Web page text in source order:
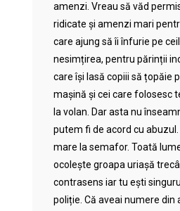
amenzi. Vreau să văd
ridicate și amenzi mari
care ajung să îi înfurie pe
nesimțirea, pentru părinții
care își lasă copiii să țopăie
mașină și cei care folosesc
la volan. Dar asta nu
putem fi de acord cu abuzul.
mare la semafor. Toată
ocolește groapa uriașă
contrasens iar tu ești
poliție. Că aveai numere din